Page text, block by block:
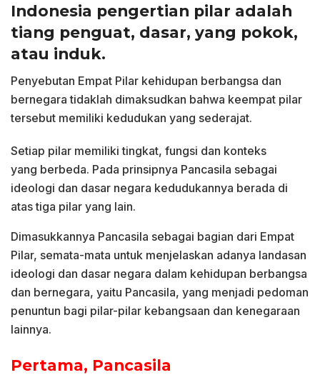
Indonesia pengertian pilar adalah
tiang penguat, dasar, yang pokok,
atau induk.
Penyebutan Empat Pilar kehidupan berbangsa dan
bernegara tidaklah dimaksudkan bahwa keempat pilar
tersebut memiliki kedudukan yang sederajat.
Setiap pilar memiliki tingkat, fungsi dan konteks
yang berbeda. Pada prinsipnya Pancasila sebagai
ideologi dan dasar negara kedudukannya berada di
atas tiga pilar yang lain.
Dimasukkannya Pancasila sebagai bagian dari Empat
Pilar, semata-mata untuk menjelaskan adanya landasan
ideologi dan dasar negara dalam kehidupan berbangsa
dan bernegara, yaitu Pancasila, yang menjadi pedoman
penuntun bagi pilar-pilar kebangsaan dan kenegaraan
lainnya.
Pertama, Pancasila